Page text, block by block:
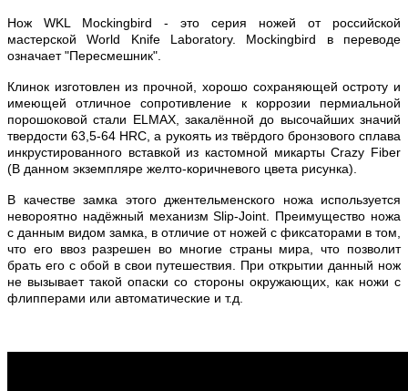
Нож WKL Mockingbird - это серия ножей от российской
мастерской World Knife Laboratory. Mockingbird в переводе
означает "Пересмешник".
Клинок изготовлен из прочной, хорошо сохраняющей остроту и
имеющей отличное сопротивление к коррозии пермиальной
порошоковой стали ELMAX, закалённой до высочайших значий
твердости 63,5-64 HRC, а рукоять из твёрдого бронзового сплава
инкрустированного вставкой из кастомной микарты Crazy Fiber
(В данном экземпляре желто-коричневого цвета рисунка).
В качестве замка этого джентельменского ножа используется
невороятно надёжный механизм Slip-Joint. Преимущество ножа
с данным видом замка, в отличие от ножей с фиксаторами в том,
что его ввоз разрешен во многие страны мира, что позволит
брать его с обой в свои путешествия. При открытии данный нож
не вызывает такой опаски со стороны окружающих, как ножи с
флипперами или автоматические и т.д.